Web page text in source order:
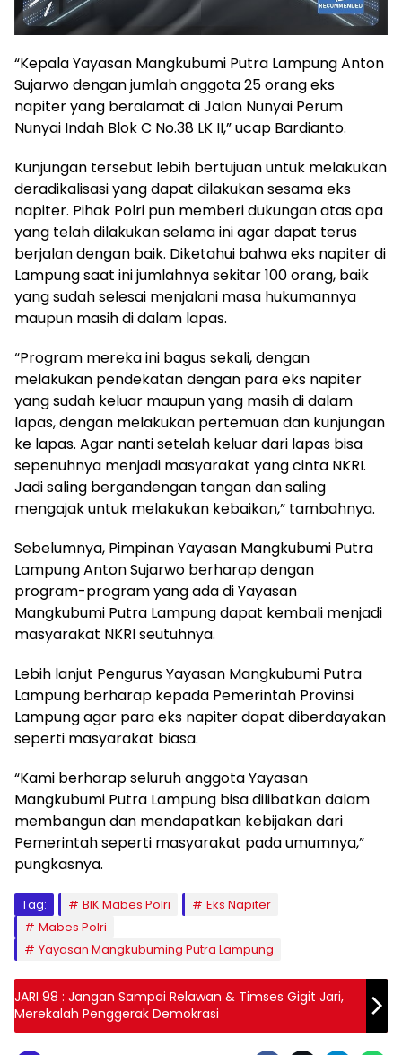
“Kepala Yayasan Mangkubumi Putra Lampung Anton
Sujarwo dengan jumlah anggota 25 orang eks
napiter yang beralamat di Jalan Nunyai Perum
Nunyai Indah Blok C No.38 LK II,” ucap Bardianto.
Kunjungan tersebut lebih bertujuan untuk melakukan
deradikalisasi yang dapat dilakukan sesama eks
napiter. Pihak Polri pun memberi dukungan atas apa
yang telah dilakukan selama ini agar dapat terus
berjalan dengan baik. Diketahui bahwa eks napiter di
Lampung saat ini jumlahnya sekitar 100 orang, baik
yang sudah selesai menjalani masa hukumannya
maupun masih di dalam lapas.
“Program mereka ini bagus sekali, dengan
melakukan pendekatan dengan para eks napiter
yang sudah keluar maupun yang masih di dalam
lapas, dengan melakukan pertemuan dan kunjungan
ke lapas. Agar nanti setelah keluar dari lapas bisa
sepenuhnya menjadi masyarakat yang cinta NKRI.
Jadi saling bergandengan tangan dan saling
mengajak untuk melakukan kebaikan,” tambahnya.
Sebelumnya, Pimpinan Yayasan Mangkubumi Putra
Lampung Anton Sujarwo berharap dengan
program-program yang ada di Yayasan
Mangkubumi Putra Lampung dapat kembali menjadi
masyarakat NKRI seutuhnya.
Lebih lanjut Pengurus Yayasan Mangkubumi Putra
Lampung berharap kepada Pemerintah Provinsi
Lampung agar para eks napiter dapat diberdayakan
seperti masyarakat biasa.
“Kami berharap seluruh anggota Yayasan
Mangkubumi Putra Lampung bisa dilibatkan dalam
membangun dan mendapatkan kebijakan dari
Pemerintah seperti masyarakat pada umumnya,”
pungkasnya.
Tag: BIK Mabes Polri
Eks Napiter
Mabes Polri
Yayasan Mangkubuming Putra Lampung
JARI 98 : Jangan Sampai Relawan & Timses Gigit Jari,
Merekalah Penggerak Demokrasi